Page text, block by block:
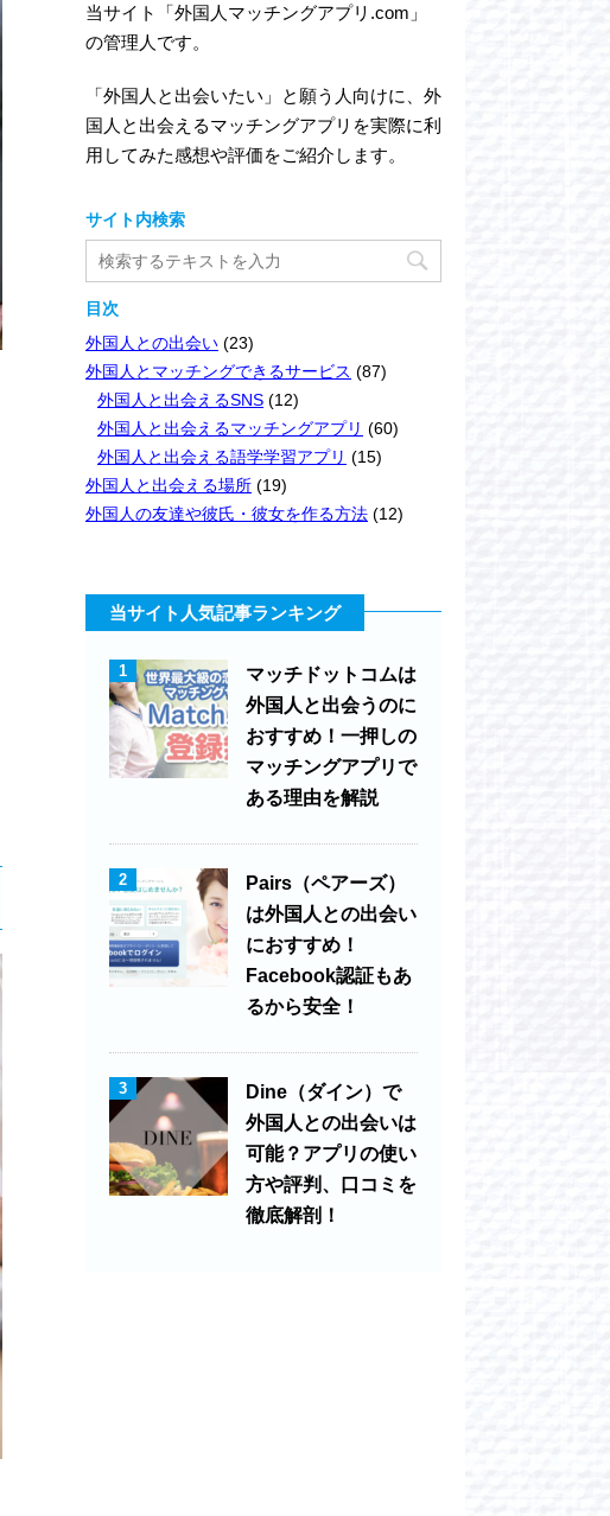
当サイト「外国人マッチングアプリ.com」
の管理人です。
「外国人と出会いたい」と願う人向けに、外
国人と出会えるマッチングアプリを実際に利
用してみた感想や評価をご紹介します。
サイト内検索
目次
外国人との出会い (23)
外国人とマッチングできるサービス (87)
外国人と出会えるSNS (12)
外国人と出会えるマッチングアプリ (60)
外国人と出会える語学学習アプリ (15)
外国人と出会える場所 (19)
外国人の友達や彼氏・彼女を作る方法 (12)
当サイト人気記事ランキング
1
マッチドットコムは
外国人と出会うのに
おすすめ！一押しの
マッチングアプリで
ある理由を解説
2
Pairs（ペアーズ）
は外国人との出会い
におすすめ！
Facebook認証もあ
るから安全！
3
Dine（ダイン）で
外国人との出会いは
可能？アプリの使い
方や評判、口コミを
徹底解剖！